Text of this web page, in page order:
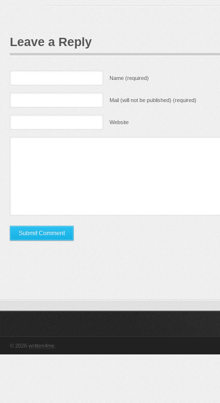
Leave a Reply
Name (required)
Mail (will not be published) (required)
Website
© 2026 written4me